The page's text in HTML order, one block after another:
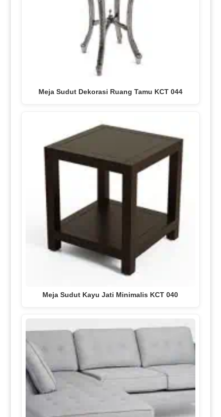
Meja Sudut Dekorasi Ruang Tamu KCT 044
Meja Sudut Kayu Jati Minimalis KCT 040